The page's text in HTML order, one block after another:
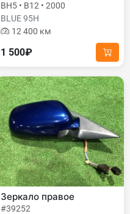
BH5 • B12 • 2000
BLUE 95H
12 400 км
1 500₽
Зеркало правое
#39252